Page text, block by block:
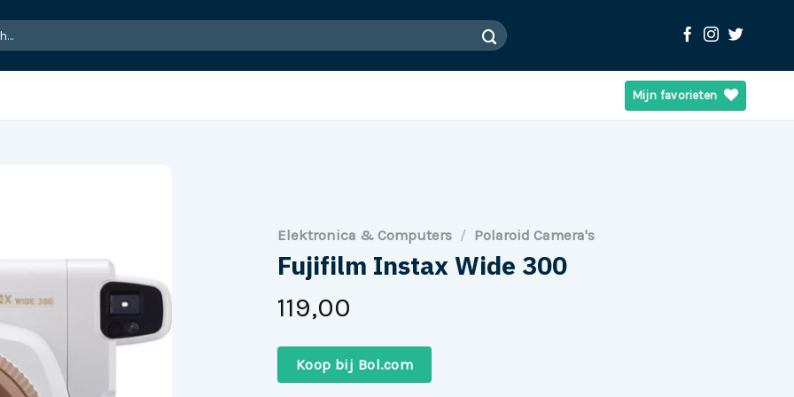
Mijn favorieten
Elektronica & Computers / Polaroid Camera's
Fujifilm Instax Wide 300
119,00
Koop bij Bol.com